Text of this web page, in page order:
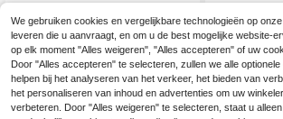
ige strandset met open rug, ruchesz
oom en effen kleur, bruin, voor vaka
ntie en zomer
13.85€ EU Warehouse
kte gebreide
jde pijpen
ntie, zomer,
ffen basics,
27.22€
We gebruiken cookies en vergelijkbare technologieën op
leveren die u aanvraagt, en om u de best mogelijke website-
op elk moment "Alles weigeren", "Alles accepteren" of uw
Door "Alles accepteren" te selecteren, zullen we alle
helpen bij het analyseren van het verkeer, het bieden van
het personaliseren van inhoud en advertenties om uw
verbeteren. Door "Alles weigeren" te selecteren, staat u